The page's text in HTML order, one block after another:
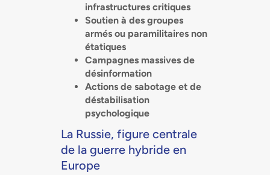
infrastructures critiques
Soutien à des groupes
armés ou paramilitaires non
étatiques
Campagnes massives de
désinformation
Actions de sabotage et de
déstabilisation
psychologique
La Russie, figure centrale
de la guerre hybride en
Europe